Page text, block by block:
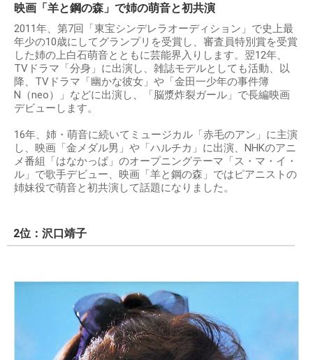
映画「羊と鋼の森」で姉の萌音と初共演
2011年、第7回「東宝シンデレラオーディション」で史上最
年少の10歳にしてグランプリを受賞し、審査員特別賞を受賞
した姉の上白石萌音とともに芸能界入りします。翌12年、
TVドラマ「分身」に出演し、雑誌モデルとしても活動、以
降、TVドラマ「幽かな彼女」や「金田一少年の事件簿
N（neo）」などに出演し、「脳漿炸裂ガール」で長編映画
デビューします。
16年、姉・萌音に続いてミュージカル「赤毛のアン」に主演
し、映画「金メダル男」や「ハルチカ」に出演、NHKのアニ
メ番組「はなかっぱ」のオープニングテーマ「ス・マ・イ・
ル」で歌手デビュー、映画「羊と鋼の森」ではピアニストの
姉妹役で萌音と初共演して話題になりました。
2位：沢口靖子